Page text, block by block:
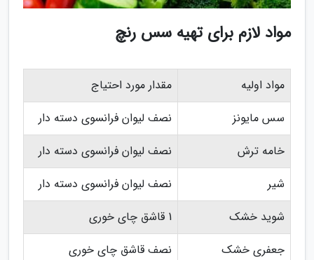
مواد لازم برای تهیه سس رنچ
مواد اولیه
مقدار مورد احتیاج
سس مایونز
نصف لیوان فرانسوی دسته دار
خامه ترش
نصف لیوان فرانسوی دسته دار
شیر
نصف لیوان فرانسوی دسته دار
شوید خشک
1 قاشق چای خوری
جعفری خشک
نصف قاشق چای خوری